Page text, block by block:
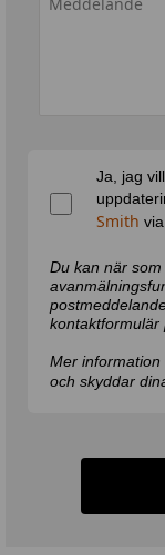
Ja, jag
Smith
Du kan när
kontaktformulär
Mer information
och skyddar